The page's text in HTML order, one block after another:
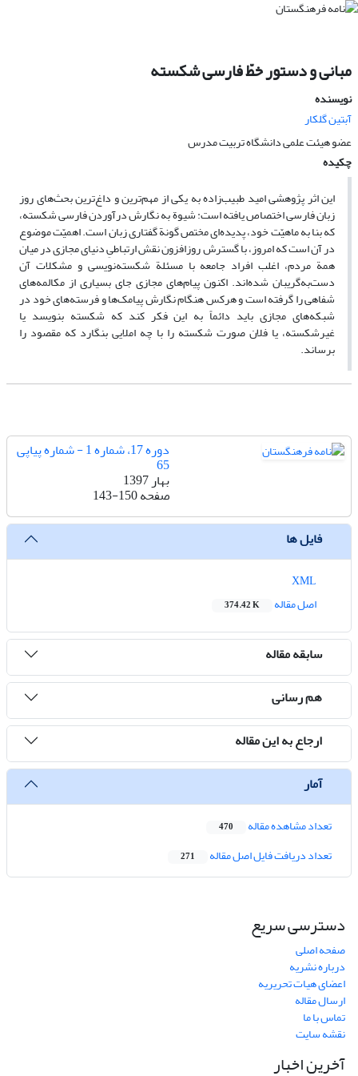
مبانی و دستور خطّ فارسی شکسته
نویسنده
آبتین گلکار
عضو هیئت علمی دانشگاه تربیت مدرس
چکیده
این اثر پژوهشی امید طبیب‌زاده به یکی از مهم‌ترین و داغ‌ترین بحث‌های روز
زبان فارسی اختصاص یافته است: شیوة به نگارش درآوردن فارسی شکسته،
که بنا به ماهیّت خود، پدیده‌ای مختص گونة گفتاری زبان است. اهمیّت موضوع
در آن است که امروز، با گسترش روزافزون نقش ارتباطیِ دنیای مجازی در میان
همة مردم، اغلب افراد جامعه با مسئلة شکسته‌نویسی و مشکلات آن
دست‌به‌گریبان شده‌اند. اکنون پیام‌های مجازی جای بسیاری از مکالمه‌های
شفاهی را گرفته است و هرکس هنگام نگارش پیامک‌ها و فرسته‌های خود در
شبکه‌های مجازی باید دائماً به این فکر کند که شکسته بنویسد یا
غیرشکسته، یا فلان صورت شکسته را با چه املایی بنگارد که مقصود را
برساند.
دوره 17، شماره 1 - شماره پیاپی
65
بهار 1397
صفحه143-150
فایل ها
اصل مقاله
374.42 K
سابقه مقاله
هم رسانی
ارجاع به این مقاله
آمار
تعداد مشاهده مقاله 470
تعداد دریافت فایل اصل مقاله 271
دسترسی سریع
صفحه اصلی
درباره نشریه
اعضای هیات تحریریه
ارسال مقاله
تماس با ما
نقشه سایت
آخرین اخبار